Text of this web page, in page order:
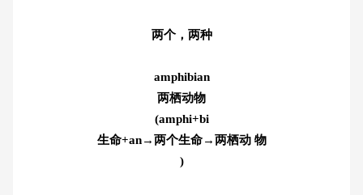
两个，两种
amphibian
两栖动物
(amphi+bi
生命+an→两个生命→两栖动 物
)